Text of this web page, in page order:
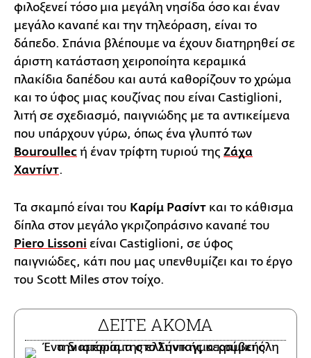
φιλοξενεί τόσο μια μεγάλη νησίδα όσο και έναν
μεγάλο καναπέ και την τηλεόραση, είναι το
δάπεδο. Σπάνια βλέπουμε να έχουν διατηρηθεί σε
άριστη κατάσταση χειροποίητα κεραμικά
πλακίδια δαπέδου και αυτά καθορίζουν το χρώμα
και το ύφος μιας κουζίνας που είναι Castiglioni,
λιτή σε σχεδιασμό, παιγνιώδης με τα αντικείμενα
που υπάρχουν γύρω, όπως ένα γλυπτό των
Bouroullec ή έναν τρίφτη τυριού της Ζάχα
Χαντίντ.
Τα σκαμπό είναι του Καρίμ Ρασίντ και το κάθισμα
δίπλα στον μεγάλο γκριζοπράσινο καναπέ του
Piero Lissoni είναι Castiglioni, σε ύφος
παιγνιώδες, κάτι που μας υπενθυμίζει και το έργο
του Scott Miles στον τοίχο.
ΔΕΙΤΕ ΑΚΟΜΑ